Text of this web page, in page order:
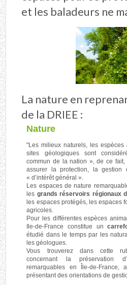
et les baladeurs ne
La nature en
de la DRIEE :
Nature
"Les milieux naturels, les
sites géologiques sont
commun de la nation », de ce
assurer la protection, la
« d’intérêt général ».
Les espaces de nature
les grands réservoirs régionaux
les espaces protégés, les espaces
agricoles.
Pour les différentes espèces
Ile-de-France constitue un
étudié dans le temps par les
les géologues.
Vous trouverez dans cette
concernant la préservation
remarquables en Île-de-France,
présentant des orientations de